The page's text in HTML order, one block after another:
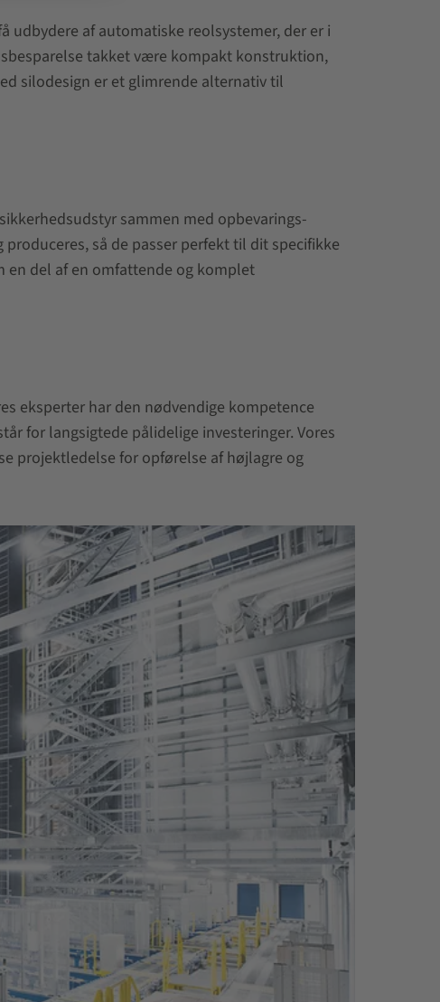
udbydere af automatiske reolsystemer, der er i
takket være kompakt konstruktion,
silodesign er et glimrende alternativ til
sammen med opbevarings-
så de passer perfekt til dit specifikke
del af en omfattende og komplet
eksperter har den nødvendige kompetence
for langsigtede pålidelige investeringer. Vores
projektledelse for opførelse af højlagre og